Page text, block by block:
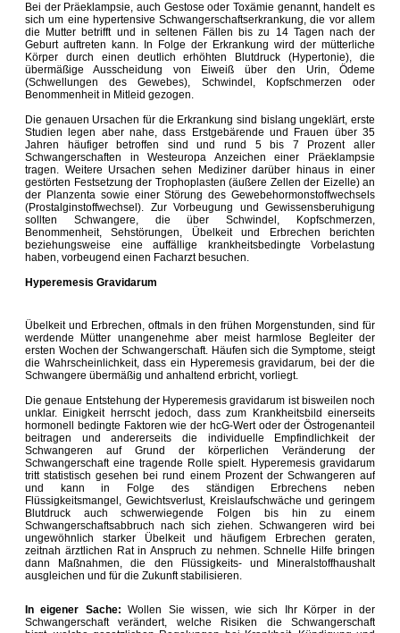
Bei der Präeklampsie, auch Gestose oder Toxämie genannt, handelt es
sich um eine hypertensive Schwangerschaftserkrankung, die vor allem
die Mutter betrifft und in seltenen Fällen bis zu 14 Tagen nach der
Geburt auftreten kann. In Folge der Erkrankung wird der mütterliche
Körper durch einen deutlich erhöhten Blutdruck (Hypertonie), die
übermäßige Ausscheidung von Eiweiß über den Urin, Ödeme
(Schwellungen des Gewebes), Schwindel, Kopfschmerzen oder
Benommenheit in Mitleid gezogen.
Die genauen Ursachen für die Erkrankung sind bislang ungeklärt, erste
Studien legen aber nahe, dass Erstgebärende und Frauen über 35
Jahren häufiger betroffen sind und rund 5 bis 7 Prozent aller
Schwangerschaften in Westeuropa Anzeichen einer Präeklampsie
tragen. Weitere Ursachen sehen Mediziner darüber hinaus in einer
gestörten Festsetzung der Trophoplasten (äußere Zellen der Eizelle) an
der Planzenta sowie einer Störung des Gewebehormonstoffwechsels
(Prostalginstoffwechsel). Zur Vorbeugung und Gewissensberuhigung
sollten Schwangere, die über Schwindel, Kopfschmerzen,
Benommenheit, Sehstörungen, Übelkeit und Erbrechen berichten
beziehungsweise eine auffällige krankheitsbedingte Vorbelastung
haben, vorbeugend einen Facharzt besuchen.
Hyperemesis Gravidarum
Übelkeit und Erbrechen, oftmals in den frühen Morgenstunden, sind für
werdende Mütter unangenehme aber meist harmlose Begleiter der
ersten Wochen der Schwangerschaft. Häufen sich die Symptome, steigt
die Wahrscheinlichkeit, dass ein Hyperemesis gravidarum, bei der die
Schwangere übermäßig und anhaltend erbricht, vorliegt.
Die genaue Entstehung der Hyperemesis gravidarum ist bisweilen noch
unklar. Einigkeit herrscht jedoch, dass zum Krankheitsbild einerseits
hormonell bedingte Faktoren wie der hcG-Wert oder der Östrogenanteil
beitragen und andererseits die individuelle Empfindlichkeit der
Schwangeren auf Grund der körperlichen Veränderung der
Schwangerschaft eine tragende Rolle spielt. Hyperemesis gravidarum
tritt statistisch gesehen bei rund einem Prozent der Schwangeren auf
und kann in Folge des ständigen Erbrechens neben
Flüssigkeitsmangel, Gewichtsverlust, Kreislaufschwäche und geringem
Blutdruck auch schwerwiegende Folgen bis hin zu einem
Schwangerschaftsabbruch nach sich ziehen. Schwangeren wird bei
ungewöhnlich starker Übelkeit und häufigem Erbrechen geraten,
zeitnah ärztlichen Rat in Anspruch zu nehmen. Schnelle Hilfe bringen
dann Maßnahmen, die den Flüssigkeits- und Mineralstoffhaushalt
ausgleichen und für die Zukunft stabilisieren.
In eigener Sache: Wollen Sie wissen, wie sich Ihr Körper in der
Schwangerschaft verändert, welche Risiken die Schwangerschaft